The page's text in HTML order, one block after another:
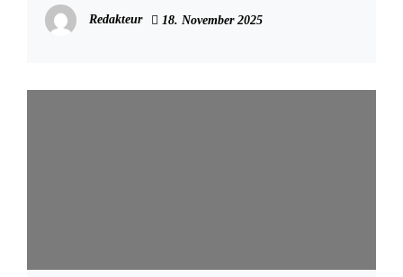
Redakteur 18. November 2025